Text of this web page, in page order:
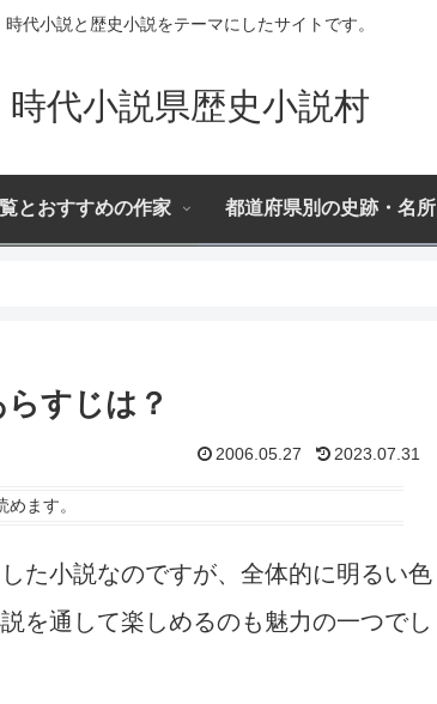
時代小説と歴史小説をテーマにしたサイトです。
時代小説県歴史小説村
とおすすめの作家 都道府県別の史跡・名所
すじは？
2006.05.27 2023.07.31
めます。
た小説なのですが、全体的に明るい色
を通して楽しめるのも魅力の一つでし